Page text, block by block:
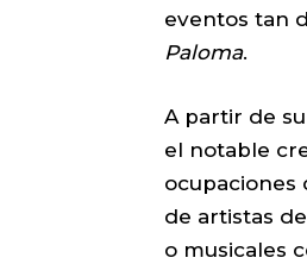
eventos tan
Paloma.
A partir de
el notable
ocupaciones
de artistas
o musicales